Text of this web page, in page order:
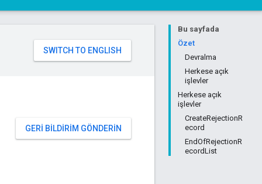
Bu sayfada
Özet
Devralma
Herkese açık
işlevler
Herkese açık
işlevler
CreateRejectionR
ecord
EndOfRejectionR
ecordList
GERI BILDIRIM GÖNDERIN